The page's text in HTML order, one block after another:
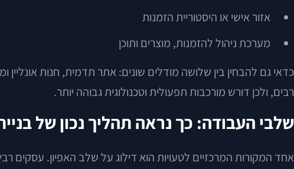
אזור אישי או היסטוריית הזמנות
מערכת ניהול להזמנות, מוצרים ותוכן
כדאי גם להבחין בין שלושה מודלים שונים: אתר תדמית, חנות
רבים, ולכן דורש מורכבות תפעולית וטכנולוגית גבוהה יותר.
שלבי העבודה: כך נראה תהליך נכון של
אחד המקורות המרכזיים לטעויות הוא דילוג על שלב האפיון. עסקים